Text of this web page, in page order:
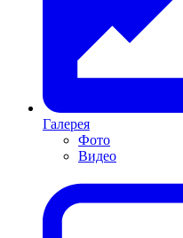
Галерея
Фото
Видео